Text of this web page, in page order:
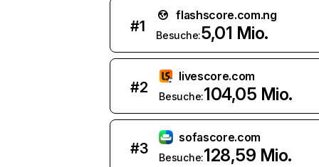
#1
flashscore.com.ng
Besuche:5,01 Mio.
#2
livescore.com
Besuche:104,05 Mio.
#3
sofascore.com
Besuche:128,59 Mio.